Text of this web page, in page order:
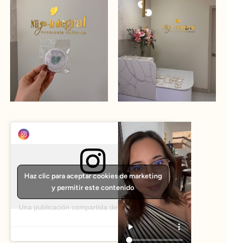
Una publicación compartida de Mi Yo Integral (@miyointegralgt)
Haz clic para aceptar cookies de marketing
y permitir este contenido